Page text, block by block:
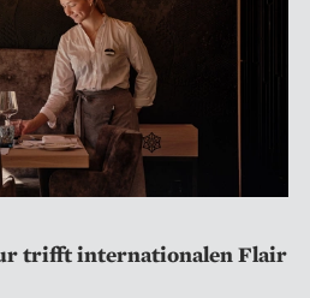
trifft internationalen Flair